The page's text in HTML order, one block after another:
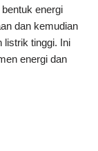
energi
dan kemudian
listrik tinggi. Ini
energi dan